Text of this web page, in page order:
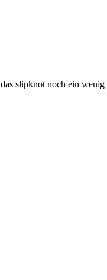
slipknot noch ein